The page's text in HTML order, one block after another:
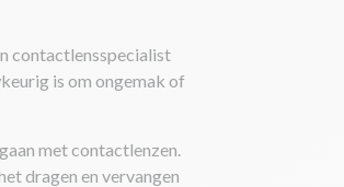
contactlensspecialist
is om ongemak of
met contactlenzen.
dragen en vervangen